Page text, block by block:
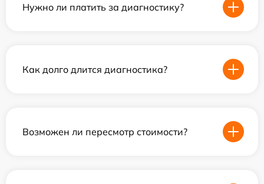
Нужно ли платить за диагностику?
Как долго длится диагностика?
Возможен ли пересмотр стоимости?